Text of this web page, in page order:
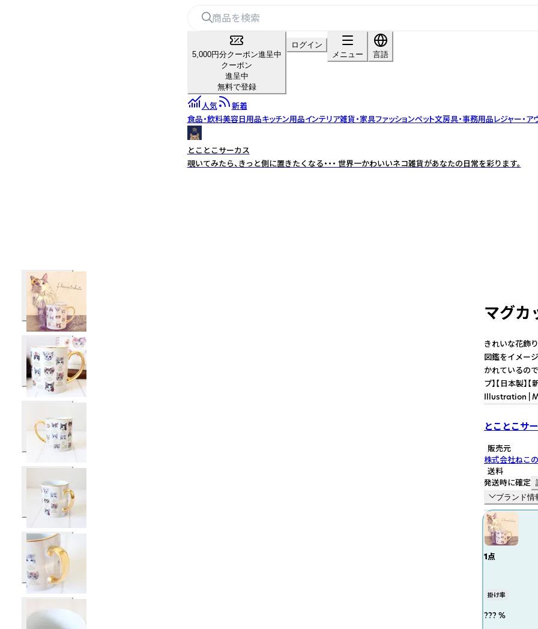
5,000円分クーポン進呈中
クーポン
進呈中
無料で登録
ログイン
メニュー
言語
人気
新着
食品・飲料美容日用品キッチン用品インテリア雑貨・家具ファッションペット文房具・事務用品レジャー・ア
とことこサーカス
覗いてみたら、きっと側に置きたくなる・・・ 世界一かわいいネコ雑貨があなたの日常を彩ります。
マグ
きれいな花飾
図鑑をイメー
かれているので
プ】【日本製
Illustration |
とことこサ
販売元
株式会社ねこ
送料
発送時に確定
ブランド情
1点
掛け率
??? %